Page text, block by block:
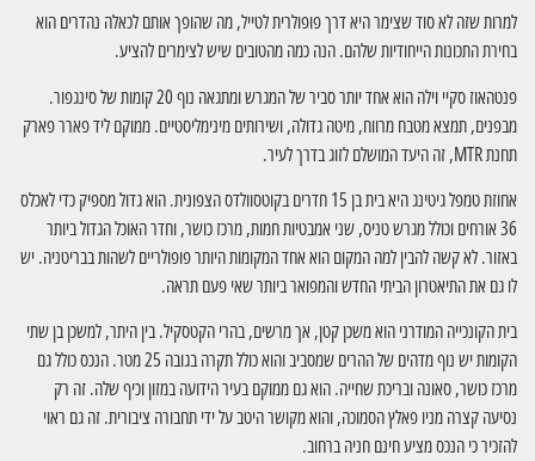
למרות שזה לא סוד שצימר היא דרך פופולרית לטייל, מה שהופך אותם לכאלה נהדרים הוא
בחירת התכונות הייחודיות שלהם. הנה כמה מהטובים שיש לצימרים להציע.
פנטהאוז סקיי וילה הוא אחד יותר סביר של המגרש ומתגאה נוף 20 קומות של סינגפור.
מבפנים, תמצא מטבח מרווח, מיטה גדולה, ושירותים מינימליסטיים. ממוקם ליד פארר פארק
תחנת MTR, זה היעד המושלם לזוג בדרך לעיר.
אחוזת טמפל גיטינג היא בית בן 15 חדרים בקוטסוולדס הצפונית. הוא גדול מספיק כדי לאכלס
36 אורחים וכולל מגרש טניס, שני אמבטיות חמות, מרכז כושר, וחדר האוכל הגדול ביותר
באזור. לא קשה להבין למה המקום הוא אחד המקומות היותר פופולריים לשהות בבריטניה. יש
לו גם את התיאטרון הביתי החדש והמפואר ביותר שאי פעם תראה.
בית הקונכייה המודרני הוא משכן קטן, אך מרשים, בהרי הקטסקיל. בין היתר, למשכן בן שתי
הקומות יש נוף מדהים של ההרים שמסביב והוא כולל תקרה בגובה 25 מטר. הנכס כולל גם
מרכז כושר, סאונה ובריכת שחייה. הוא גם ממוקם בעיר הידועה במזון וכיף שלה. זה רק
נסיעה קצרה מניו פאלץ הסמוכה, והוא מקושר היטב על ידי תחבורה ציבורית. זה גם ראוי
להזכיר כי הנכס מציע חינם חניה ברחוב.